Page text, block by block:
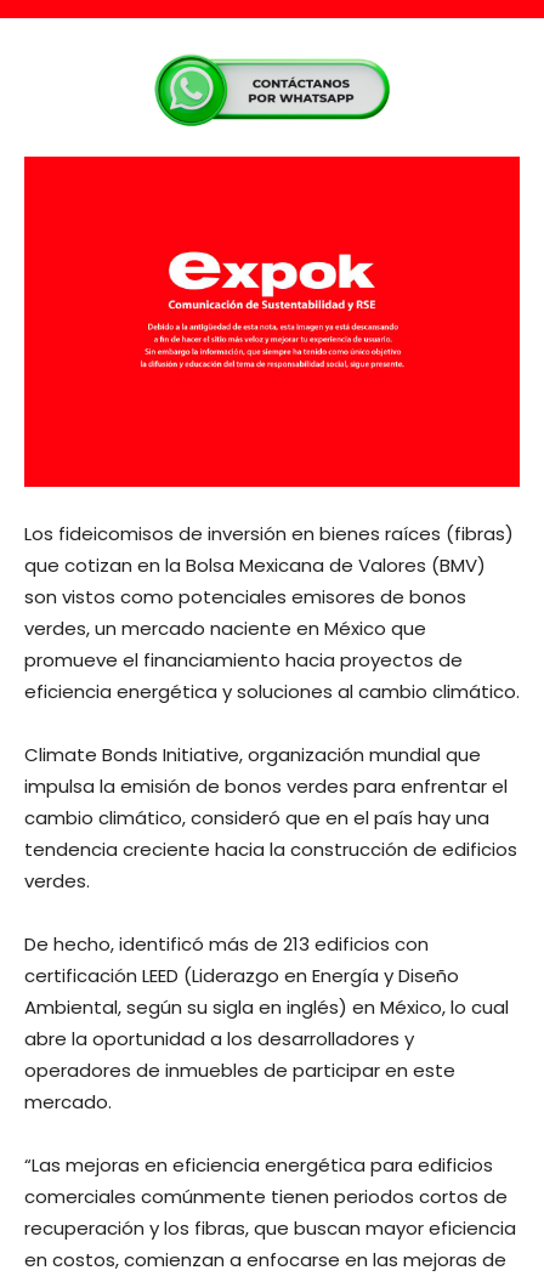
Los fideicomisos de inversión en bienes raíces (fibras)
que cotizan en la Bolsa Mexicana de Valores (BMV)
son vistos como potenciales emisores de bonos
verdes, un mercado naciente en México que
promueve el financiamiento hacia proyectos de
eficiencia energética y soluciones al cambio climático.
Climate Bonds Initiative, organización mundial que
impulsa la emisión de bonos verdes para enfrentar el
cambio climático, consideró que en el país hay una
tendencia creciente hacia la construcción de edificios
verdes.
De hecho, identificó más de 213 edificios con
certificación LEED (Liderazgo en Energía y Diseño
Ambiental, según su sigla en inglés) en México, lo cual
abre la oportunidad a los desarrolladores y
operadores de inmuebles de participar en este
mercado.
“Las mejoras en eficiencia energética para edificios
comerciales comúnmente tienen periodos cortos de
recuperación y los fibras, que buscan mayor eficiencia
en costos, comienzan a enfocarse en las mejoras de